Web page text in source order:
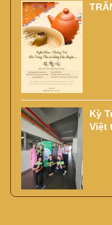
Kỳ
Việt